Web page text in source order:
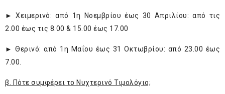
► Χειμερινό: από 1η Νοεμβρίου έως 30 Απριλίου: από τις
2.00 έως τις 8.00 & 15.00 έως 17.00
► Θερινό: από 1η Μαΐου έως 31 Οκτωβρίου: από 23.00 έως
7.00.
β. Πότε συμφέρει το Νυχτερινό Τιμολόγιο;